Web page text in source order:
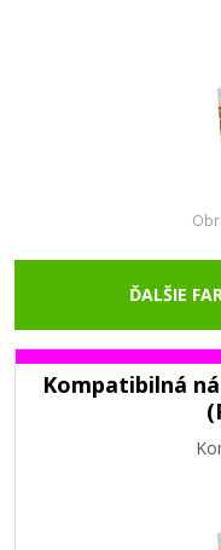
ĎALŠIE
Kompatibilná